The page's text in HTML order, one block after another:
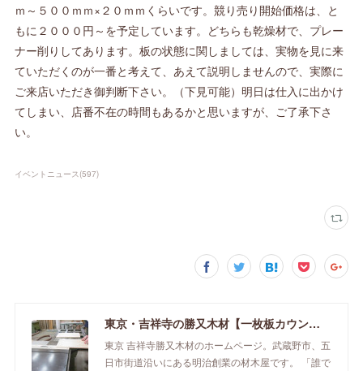
ｍ～５００ｍｍ×２０ｍｍくらいです。競り売り開始価格は、と
もに２０００円～を予定しています。どちらも乾燥材で、プレー
ナー削りしてあります。板の状態に関しましては、実物を見に来
ていただくのが一番と考えて、あえて説明しませんので、実際に
ご来店いただき御判断下さい。（下見可能）明日は仕入に出かけ
てしまい、店番不在の時間もあるかと思いますが、ご了承下さ
い。
イベントニュース(597)
東京・吉祥寺の勝又木材【一枚板カウンター】
東京 吉祥寺勝又木材のホームページ。武蔵野市、五
日市街道沿いにある明治創業の材木屋です。 「誰で